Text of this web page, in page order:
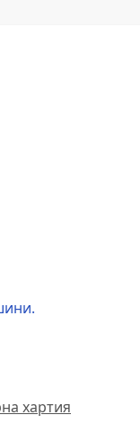
хартия